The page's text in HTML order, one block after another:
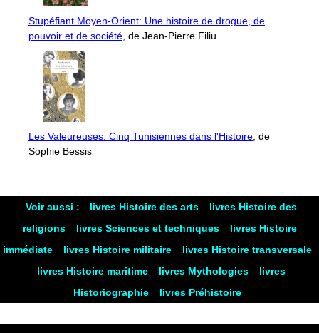
Stupéfiant Moyen-Orient: Une histoire de drogue, de
pouvoir et de société, de Jean-Pierre Filiu
Les Valeureuses: Cinq Tunisiennes dans l'Histoire, de
Sophie Bessis
Voir aussi : livres Histoire des arts
livres Histoire des
religions
livres Sciences et techniques
livres Histoire
immédiate
livres Histoire militaire
livres Histoire transversale
livres Histoire maritime
livres Mythologies
livres
Historiographie
livres Préhistoire